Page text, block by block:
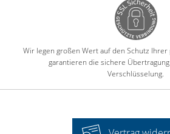
Wir legen großen Wert auf den Schutz
garantieren die sichere
Verschlüsselung.